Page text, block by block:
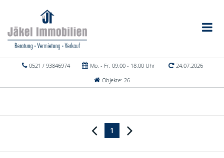
0521 / 93846974 Mo. - Fr. 09.00 - 18.00 Uhr
24.07.2026
Objekte: 26
1